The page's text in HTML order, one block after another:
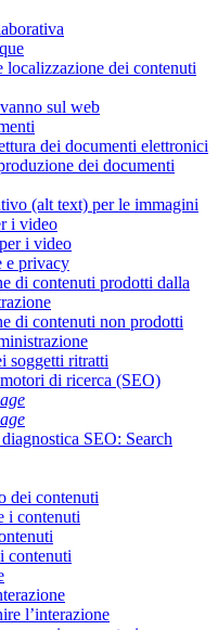
localizzazione dei contenuti
sul web
dei documenti elettronici
dei documenti
(alt text) per le immagini
i video
i video
e privacy
di contenuti prodotti dalla
di contenuti non prodotti
soggetti ritratti
di ricerca (SEO)
SEO: Search
dei contenuti
i contenuti
contenuti
l’interazione